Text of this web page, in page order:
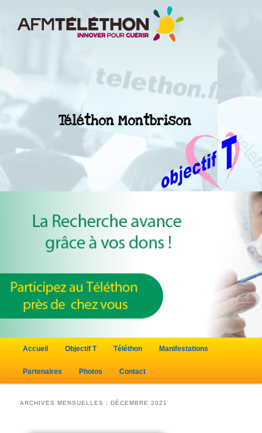
Téléthon Montbrison
Aller au contenu principal
Aller au contenu secondaire
Accueil Objectif T Téléthon Manifestations
Partenaires Photos Contact
ARCHIVES MENSUELLES :DÉCEMBRE 2021